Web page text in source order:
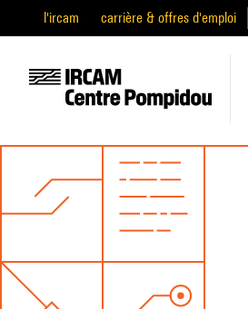
l'ircam carrière & offres d'emploi